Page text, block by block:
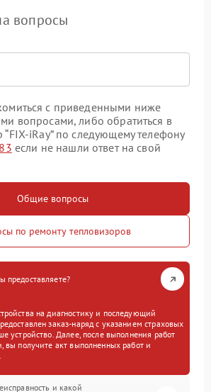
вопросы
с приведенными ниже
вопросами, либо обратиться в
iRay” по следующему телефону
если не нашли ответ на свой
Общие вопросы
по ремонту тепловизоров
предоставляете?
на диагностику и последующий
заказ-наряд с указанием страховых
устройство. Далее, после выполнения работ
вы получите акт выполненных работ и
и какой